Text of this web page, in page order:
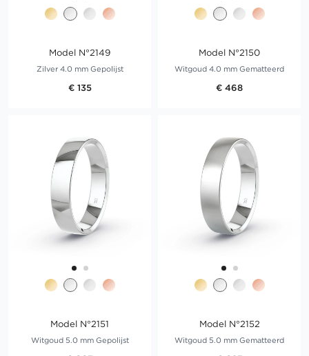
Model N°2149
Zilver 4.0 mm Gepolijst
€ 135
Model N°2150
Witgoud 4.0 mm Gematteerd
€ 468
Model N°2151
Witgoud 5.0 mm Gepolijst
Model N°2152
Witgoud 5.0 mm Gematteerd